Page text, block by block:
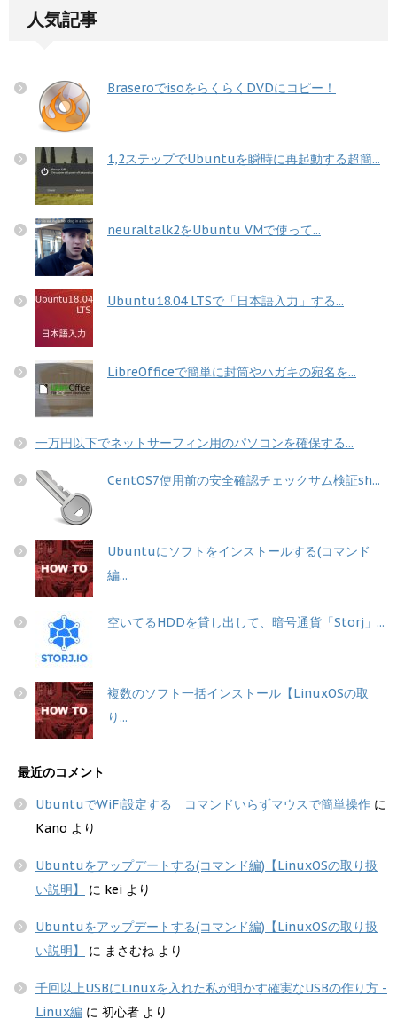
人気記事
BraseroでisoをらくらくDVDにコピー！
1,2ステップでUbuntuを瞬時に再起動する超簡...
neuraltalk2をUbuntu VMで使って...
Ubuntu18.04 LTSで「日本語入力」する...
LibreOfficeで簡単に封筒やハガキの宛名を...
一万円以下でネットサーフィン用のパソコンを確保する...
CentOS7使用前の安全確認チェックサム検証sh...
Ubuntuにソフトをインストールする(コマンド
編...
空いてるHDDを貸し出して、暗号通貨「Storj」...
複数のソフト一括インストール【LinuxOSの取
り...
最近のコメント
UbuntuでWiFi設定する コマンドいらずマウスで簡単操作 に
Kano より
Ubuntuをアップデートする(コマンド編)【LinuxOSの取り扱
い説明】
に kei より
Ubuntuをアップデートする(コマンド編)【LinuxOSの取り扱
い説明】
に まさむね より
千回以上USBにLinuxを入れた私が明かす確実なUSBの作り方 -
Linux編 に 初心者 より